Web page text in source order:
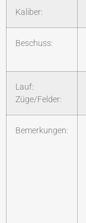
Kaliber:
Beschuss:
Lauf:
Züge/Felder:
Bemerkungen: